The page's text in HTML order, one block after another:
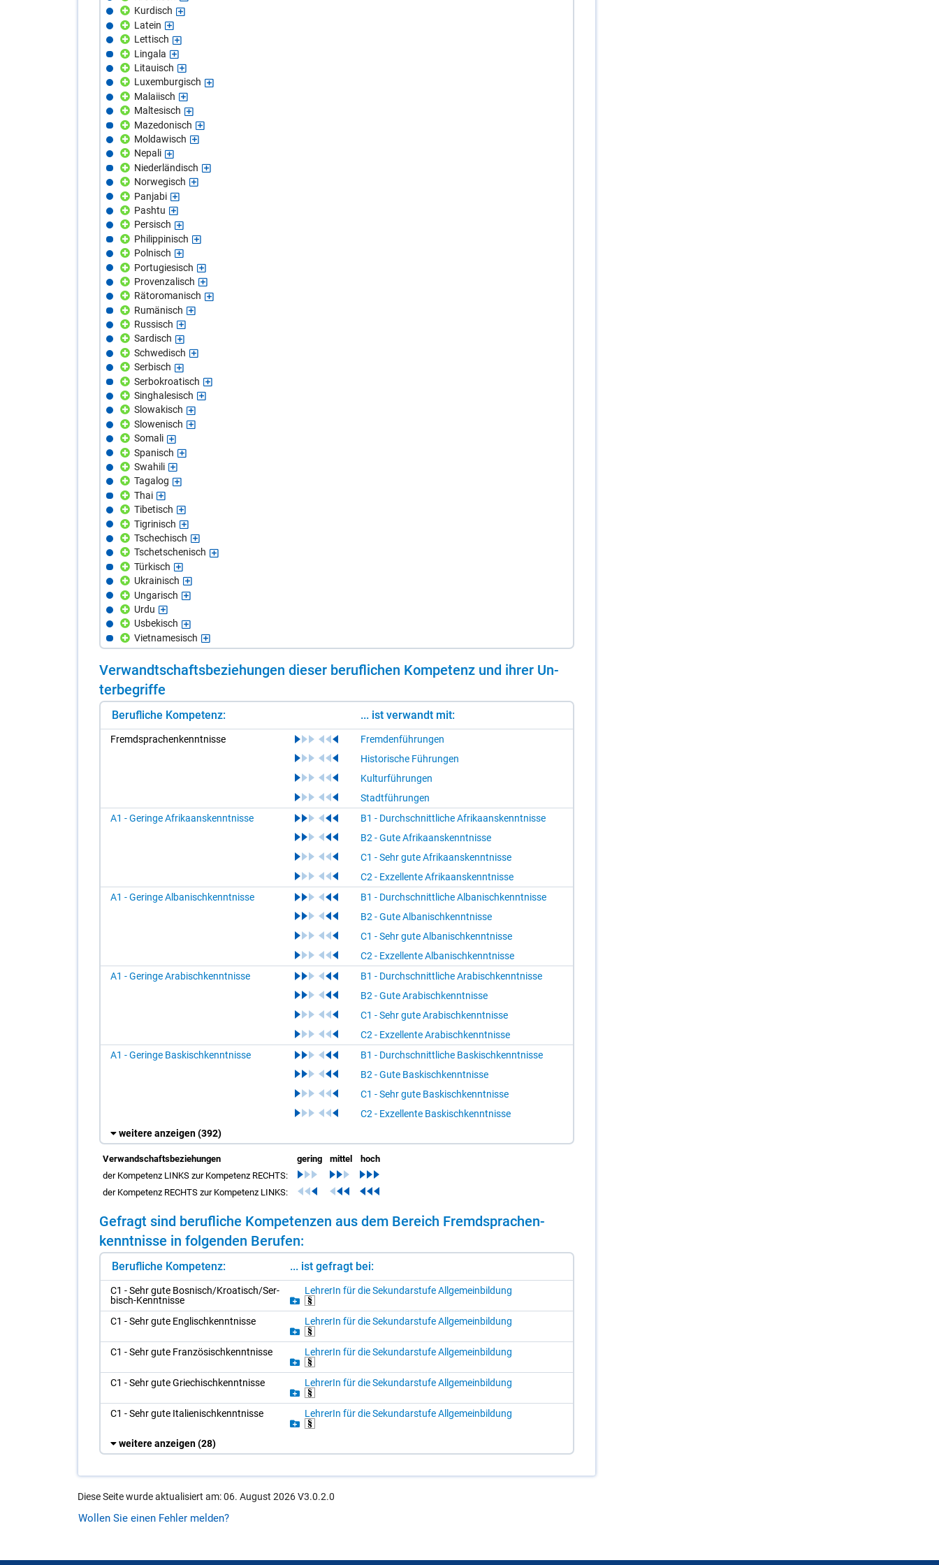
Kurdisch
Latein
Lettisch
Lingala
Litauisch
Luxemburgisch
Malaiisch
Maltesisch
Mazedonisch
Moldawisch
Nepali
Niederländisch
Norwegisch
Panjabi
Pashtu
Persisch
Philippinisch
Polnisch
Portugiesisch
Provenzalisch
Rätoromanisch
Rumänisch
Russisch
Sardisch
Schwedisch
Serbisch
Serbokroatisch
Singhalesisch
Slowakisch
Slowenisch
Somali
Spanisch
Swahili
Tagalog
Thai
Tibetisch
Tigrinisch
Tschechisch
Tschetschenisch
Türkisch
Ukrainisch
Ungarisch
Urdu
Usbekisch
Vietnamesisch
Ver­wandt­schafts­be­zie­hun­gen die­ser be­ruf­li­chen Kom­pe­tenz und ih­rer Un­
ter­be­grif­fe
Berufliche Kompetenz: ... ist verwandt mit:
Fremd­spra­chen­kennt­nis­se
Fremdenführungen
Historische Führungen
Kulturführungen
Stadtführungen
A1 - Geringe Afrikaanskenntnisse
B1 - Durchschnittliche Afrikaanskenntnisse
B2 - Gute Afrikaanskenntnisse
C1 - Sehr gute Afrikaanskenntnisse
C2 - Exzellente Afrikaanskenntnisse
A1 - Geringe Albanischkenntnisse
B1 - Durchschnittliche Albanischkenntnisse
B2 - Gute Albanischkenntnisse
C1 - Sehr gute Albanischkenntnisse
C2 - Exzellente Albanischkenntnisse
A1 - Geringe Arabischkenntnisse
B1 - Durchschnittliche Arabischkenntnisse
B2 - Gute Arabischkenntnisse
C1 - Sehr gute Arabischkenntnisse
C2 - Exzellente Arabischkenntnisse
A1 - Geringe Baskischkenntnisse
B1 - Durchschnittliche Baskischkenntnisse
B2 - Gute Baskischkenntnisse
C1 - Sehr gute Baskischkenntnisse
C2 - Exzellente Baskischkenntnisse
weitere anzeigen(392)
Verwandschaftsbeziehungen gering mittel
hoch
der Kompetenz LINKS zur Kompetenz RECHTS:
der Kompetenz RECHTS zur Kompetenz LINKS:
Ge­fragt sind be­ruf­li­che Kom­pe­ten­zen aus dem Be­reich Fremd­spra­chen­
kennt­nis­se in fol­gen­den Be­ru­fen:
Berufliche Kompetenz: ... ist gefragt bei:
C1 - Sehr gute Bos­nisch/​Kroa­tisch/​Ser­
bisch-Kennt­nis­se
Leh­re­rIn für die Se­kun­dar­stu­fe All­ge­mein­bil­dung
C1 - Sehr gute Eng­lisch­kennt­nis­se Leh­re­rIn für die Se­kun­dar­stu­fe All­ge­mein­bil­dung
C1 - Sehr gute Fran­zö­sisch­kennt­nis­se Leh­re­rIn für die Se­kun­dar­stu­fe All­ge­mein­bil­dung
C1 - Sehr gute Grie­chisch­kennt­nis­se Leh­re­rIn für die Se­kun­dar­stu­fe All­ge­mein­bil­dung
C1 - Sehr gute Ita­lie­nisch­kennt­nis­se Leh­re­rIn für die Se­kun­dar­stu­fe All­ge­mein­bil­dung
weitere anzeigen(28)
Diese Seite wurde aktualisiert am: 06. August 2026 V3.0.2.0
Wollen Sie einen Fehler melden?